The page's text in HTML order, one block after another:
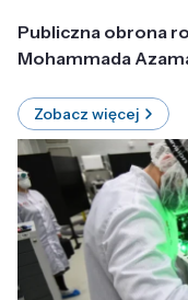
Publiczna obrona
Mohammada
Zobacz więcej